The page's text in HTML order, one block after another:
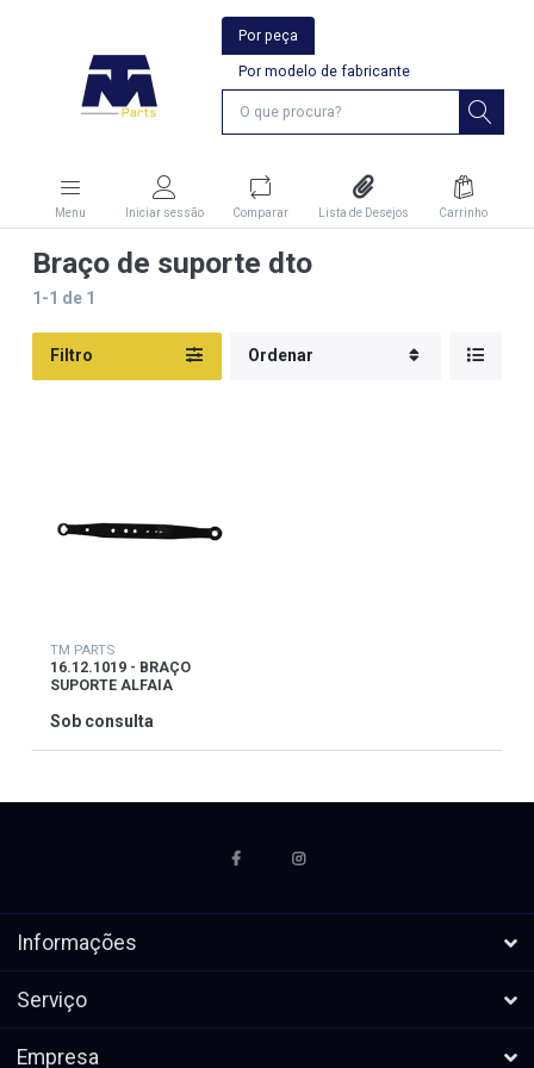
Por peça
Por modelo de fabricante
Menu Iniciar sessão Comparar Lista de Desejos Carrinho
Braço de suporte dto
1-1 de 1
Filtro Ordenar
TM PARTS
16.12.1019 - BRAÇO
SUPORTE ALFAIA
Sob consulta
Informações
Serviço
Empresa